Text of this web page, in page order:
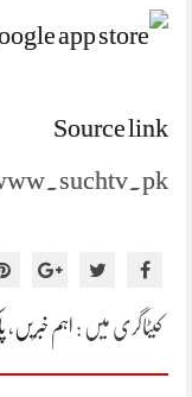
Source link
کیٹاگری میں : اہم خبریں ،